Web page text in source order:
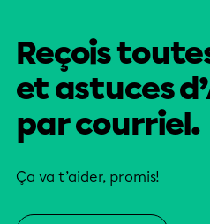
Reçois
et astuces
par courriel.
Ça va t’aider, promis!